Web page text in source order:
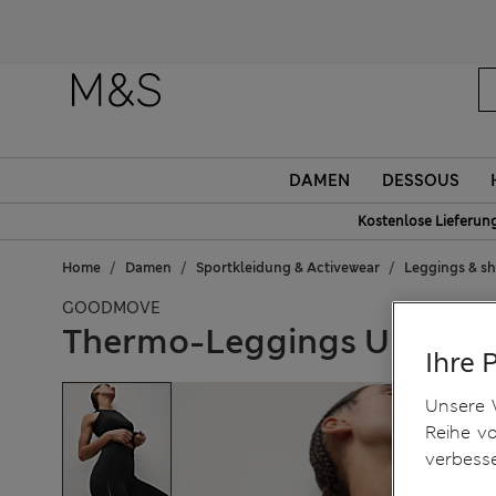
DAMEN DESSOUS
Kostenlose
Home Damen Sportkleidung & Activewear Leggings &
GOODMOVE
Thermo-Leggings
Ihre
Unsere
Reihe